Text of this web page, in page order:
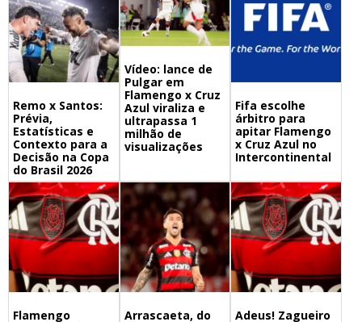
Remo x Santos:
Prévia,
Estatísticas e
Contexto para a
Decisão na Copa
do Brasil 2026
Vídeo: lance de
Pulgar em
Flamengo x Cruz
Azul viraliza e
ultrapassa 1
milhão de
visualizações
Fifa escolhe
árbitro para
apitar Flamengo
x Cruz Azul no
Intercontinental
Flamengo
Arrascaeta, do
Adeus! Zagueiro